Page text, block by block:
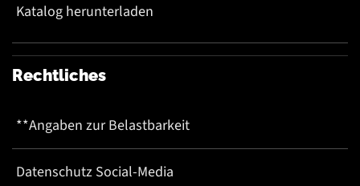
Katalog herunterladen
Rechtliches
**Angaben zur Belastbarkeit
Datenschutz Social-Media